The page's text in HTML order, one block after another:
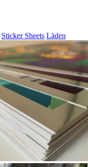
Sticker Sheets Läden